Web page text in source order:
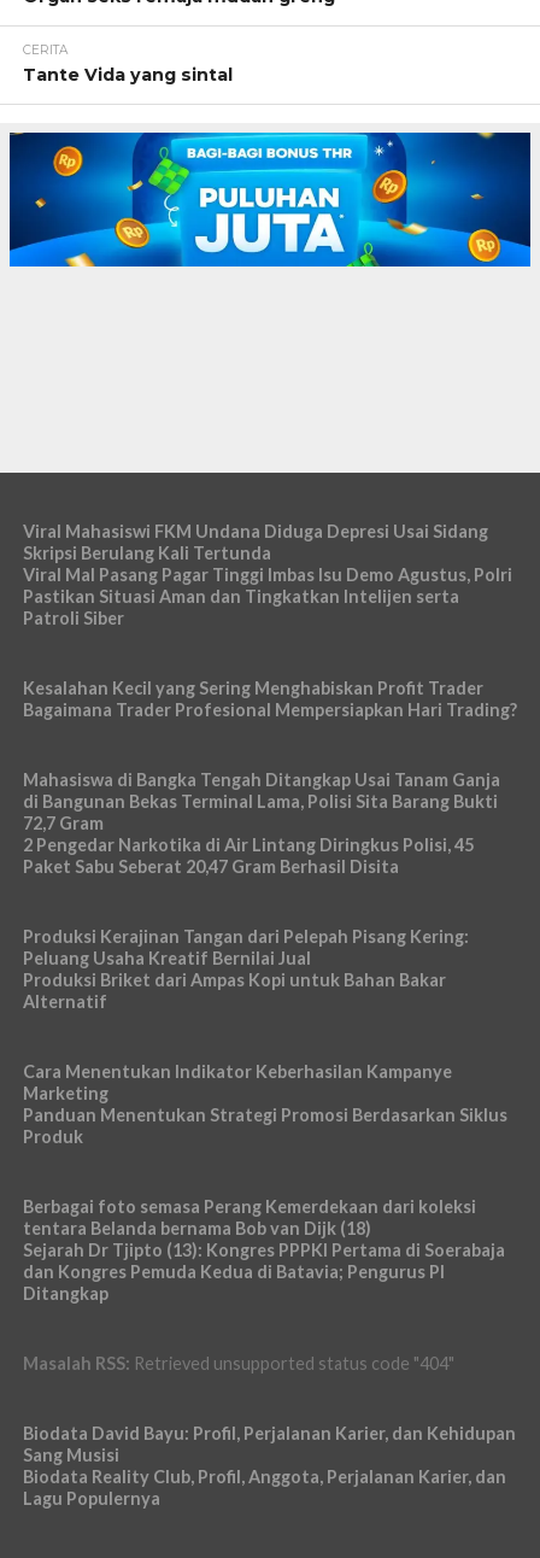
CERITA
Tante Vida yang sintal
Viral Mahasiswi FKM Undana Diduga Depresi Usai Sidang
Skripsi Berulang Kali Tertunda
Viral Mal Pasang Pagar Tinggi Imbas Isu Demo Agustus, Polri
Pastikan Situasi Aman dan Tingkatkan Intelijen serta
Patroli Siber
Kesalahan Kecil yang Sering Menghabiskan Profit Trader
Bagaimana Trader Profesional Mempersiapkan Hari Trading?
Mahasiswa di Bangka Tengah Ditangkap Usai Tanam Ganja
di Bangunan Bekas Terminal Lama, Polisi Sita Barang Bukti
72,7 Gram
2 Pengedar Narkotika di Air Lintang Diringkus Polisi, 45
Paket Sabu Seberat 20,47 Gram Berhasil Disita
Produksi Kerajinan Tangan dari Pelepah Pisang Kering:
Peluang Usaha Kreatif Bernilai Jual
Produksi Briket dari Ampas Kopi untuk Bahan Bakar
Alternatif
Cara Menentukan Indikator Keberhasilan Kampanye
Marketing
Panduan Menentukan Strategi Promosi Berdasarkan Siklus
Produk
Berbagai foto semasa Perang Kemerdekaan dari koleksi
tentara Belanda bernama Bob van Dijk (18)
Sejarah Dr Tjipto (13): Kongres PPPKI Pertama di Soerabaja
dan Kongres Pemuda Kedua di Batavia; Pengurus PI
Ditangkap
Masalah RSS: Retrieved unsupported status code "404"
Biodata David Bayu: Profil, Perjalanan Karier, dan Kehidupan
Sang Musisi
Biodata Reality Club, Profil, Anggota, Perjalanan Karier, dan
Lagu Populernya